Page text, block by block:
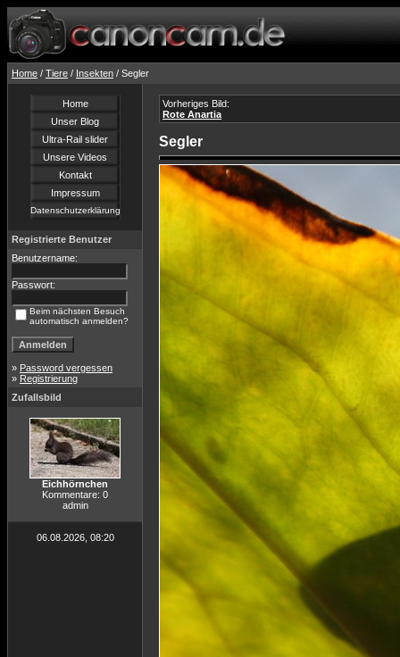
Home / Tiere / Insekten / Segler
Home
Unser Blog
Ultra-Rail slider
Unsere Videos
Kontakt
Impressum
Datenschutzerklärung
Registrierte Benutzer
Benutzername:
Passwort:
Beim nächsten Besuch
automatisch anmelden?
» Password vergessen
» Registrierung
Zufallsbild
Eichhörnchen
Kommentare: 0
admin
06.08.2026, 08:20
Vorheriges Bild:
Rote Anartia
Segler